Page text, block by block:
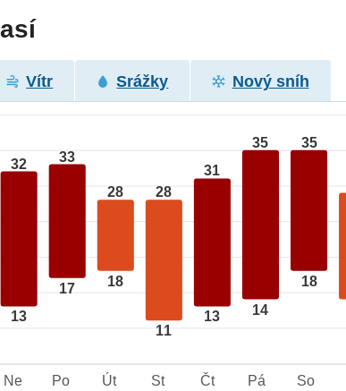
Vítr Srážky Nový sníh
32
13
33
17
28
18
28
11
31
13
35
14
35
18
Ne Po Út St Čt Pá So